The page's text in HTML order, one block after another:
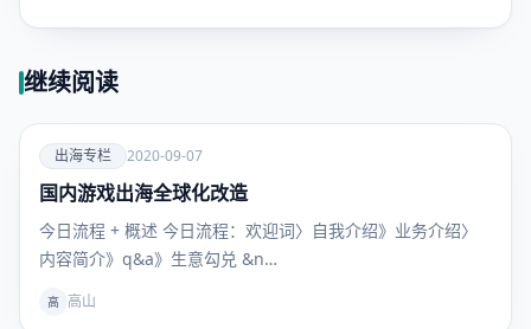
继续阅读
爱
出海专
栏
出海专栏 2020-09-07
国内游戏出海全球化改造
今⽇流程 + 概述 今日流程：欢迎词〉自我介绍》业务介绍〉
内容简介》q&a》生意勾兑 &n…
高 高山